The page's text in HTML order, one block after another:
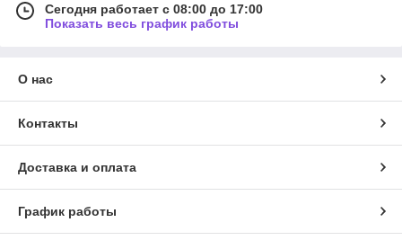
Сегодня работает с 08:00 до 17:00
Показать весь график работы
О нас
Контакты
Доставка и оплата
График работы